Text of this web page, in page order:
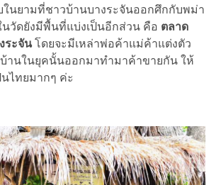
ในยามที่ชาวบ้านบางระจันออกศึกกับพม่า
วัดยังมีพื้นที่แบ่งเป็นอีกส่วน คือ ตลาด
ระจันโดยจะมีเหล่าพ่อค้าแม่ค้าแต่งตัว
านในยุคนั้นออกมาทำมาค้าขายกัน ให้
ไทยมากๆ ค่ะ